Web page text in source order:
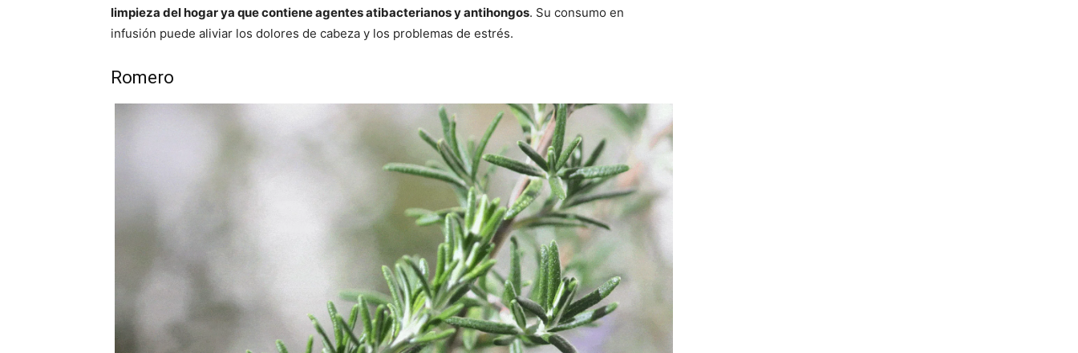
limpieza del hogar ya que contiene agentes atibacterianos y antihongos. Su consumo en
infusión puede aliviar los dolores de cabeza y los problemas de estrés.
Romero